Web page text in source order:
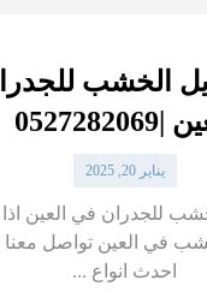
الخشب
يناير 20, 2025
للجدران في العين
في العين تواصل معنا
احدث انواع ...